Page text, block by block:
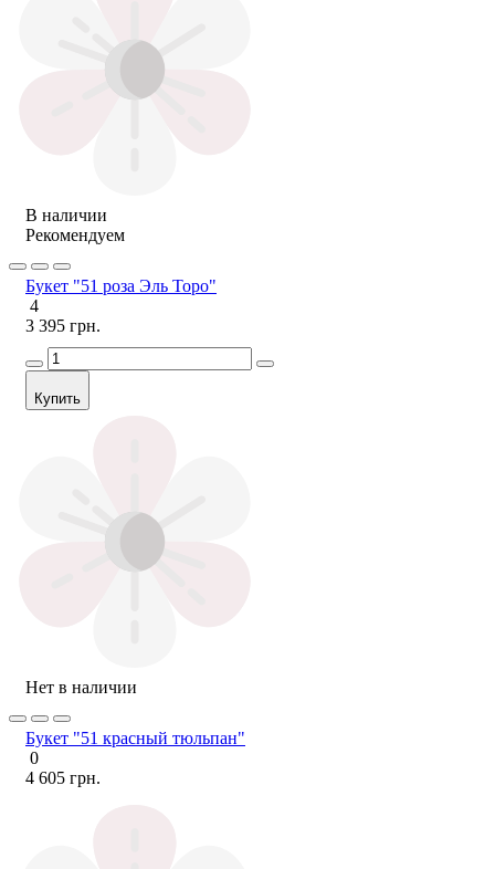
В наличии
Рекомендуем
Букет "51 роза Эль Торо"
4
3 395 грн.
Купить
Нет в наличии
Букет "51 красный тюльпан"
0
4 605 грн.